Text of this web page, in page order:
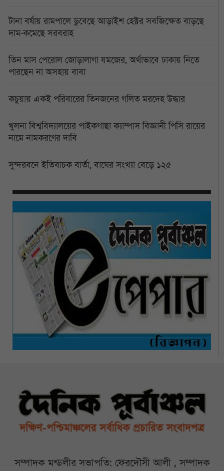
টানা বর্ষায় রামপালে ডুবেছে আড়াইশ হেক্টর সবজিক্ষেত বাড়ছে
দাম-কমেছে সরবরাহ
তিন মাস পেরোল জোড়ালাগা যমজের, অর্থাভাবে ঢাকায় নিতে
পারছেন না অসহায় বাবা
কচুয়ায় একই পরিবারের তিনজনের গলিত মরদেহ উদ্ধার
খুলনা বিশ্ববিদ্যালয়ের পাইকগাছা ক্যাম্পাস বিজ্ঞানী পিসি রায়ের
নামে নামকরণের দাবি
সুন্দরবনে ইতিবাচক বার্তা, বাঘের সংখ্যা বেড়ে ১২৫
সম্পাদক মন্ডলীর সভাপতি: ফেরদৌসী আলী , সম্পাদক